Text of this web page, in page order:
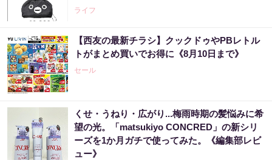
ライフ
【西友の最新チラシ】クックドゥやPBレトル
トがまとめ買いでお得に《8月10日まで》
セール
くせ・うねり・広がり...梅雨時期の髪悩みに希
望の光。「matsukiyo CONCRED」の新シリ
ーズを1か月ガチで使ってみた。《編集部レビ
ュー》